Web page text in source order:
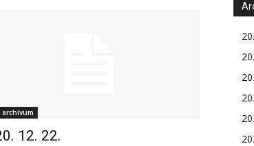
archívum
12. 22.